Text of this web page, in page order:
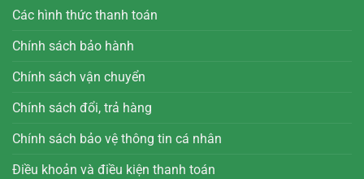
Các hình thức thanh toán
Chính sách bảo hành
Chính sách vận chuyển
Chính sách đổi, trả hàng
Chính sách bảo vệ thông tin cá nhân
Điều khoản và điều kiện thanh toán